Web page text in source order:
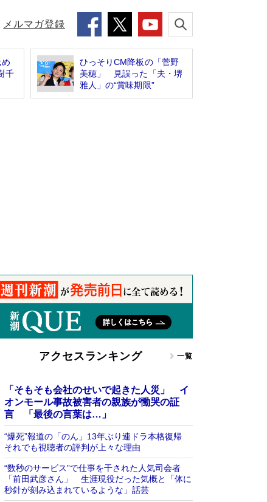
メルマガ登録
千
ひっそりCM降板の「菅野
美穂」 見誤った「夫・堺
雅人」の“賞味期限”
アクセスランキング 一覧
「そもそも会社のせいで起きた人災」 イ
オンモール事故被害者の親族が慟哭の証
言 「最後の言葉は…」
“爆死”報道の「のん」13年ぶり連ドラ本格復帰
それでも視聴者の評判が上々な理由
“数秒のサービス”で仕事を干された人気司会者
「前田武彦さん」 生涯現役だった気概と「体に
秒針が刻み込まれているような」話芸